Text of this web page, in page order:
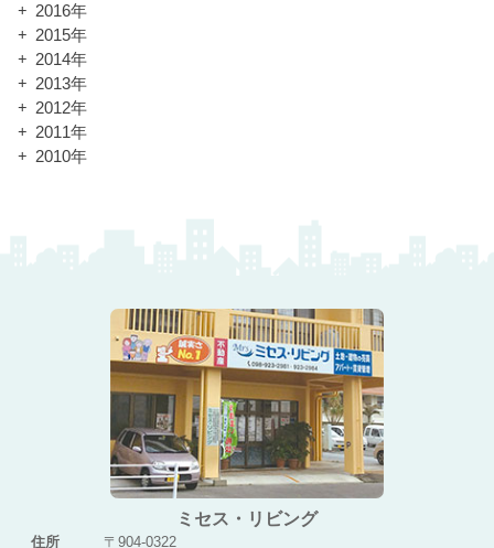
2016年
2015年
2014年
2013年
2012年
2011年
2010年
ミセス・リビング
住所 〒904-0322